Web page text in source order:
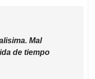
Mal
de tiempo